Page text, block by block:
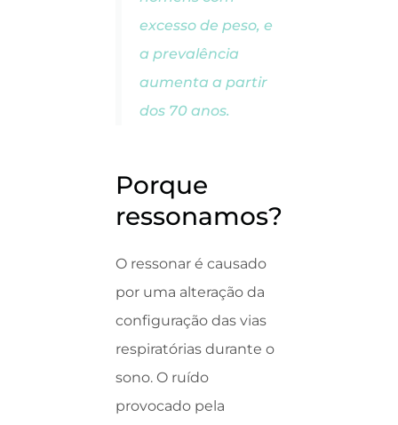
excesso de peso, e
a prevalência
aumenta a partir
dos 70 anos.
Porque
ressonamos?
O ressonar é causado
por uma alteração da
configuração das vias
respiratórias durante o
sono. O ruído
provocado pela